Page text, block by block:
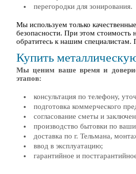
перегородки для зонирования.
Мы используем только
безопасности. При этом стоимость
обратитесь к нашим
Купить
Мы ценим ваше время и
этапов:
консультация по телефону,
подготовка коммерческого
согласование сметы и
производство бытовки по
доставка по г. Тельмана,
ввод в эксплуатацию;
гарантийное и